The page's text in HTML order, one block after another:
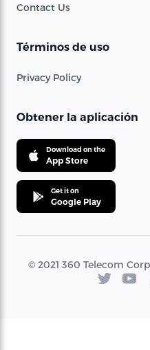
Contact Us
Términos de uso
Privacy Policy
Obtener la aplicación
Download on the
App Store
Get it on
Google Play
© 2021 360 Telecom